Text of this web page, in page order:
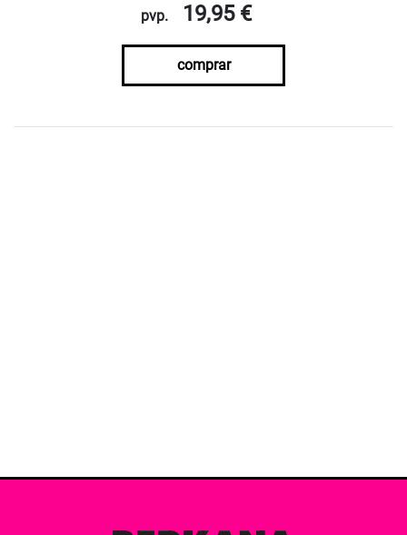
pvp. 19,95 €
comprar